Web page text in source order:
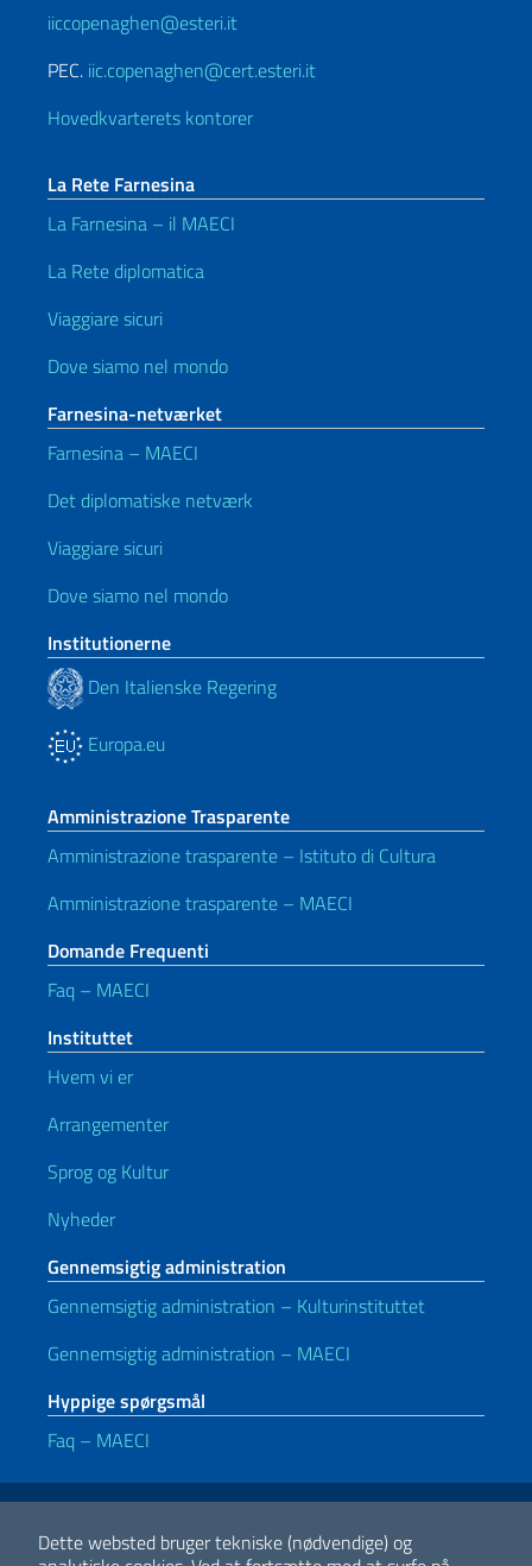
Dette websted bruger tekniske (nødvendige) og
iiccopenaghen@esteri.it
PEC. iic.copenaghen@cert.esteri.it
Hovedkvarterets kontorer
La Rete Farnesina
La Farnesina – il MAECI
La Rete diplomatica
Viaggiare sicuri
Dove siamo nel mondo
Farnesina-netværket
Farnesina – MAECI
Det diplomatiske netværk
Viaggiare sicuri
Dove siamo nel mondo
Institutionerne
Den Italienske Regering
Europa.eu
Amministrazione Trasparente
Amministrazione trasparente – Istituto di Cultura
Amministrazione trasparente – MAECI
Domande Frequenti
Faq – MAECI
Instituttet
Hvem vi er
Arrangementer
Sprog og Kultur
Nyheder
Gennemsigtig administration
Gennemsigtig administration – Kulturinstituttet
Gennemsigtig administration – MAECI
Hyppige spørgsmål
Faq – MAECI
Nyttige links